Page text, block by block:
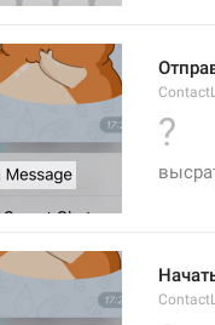
?